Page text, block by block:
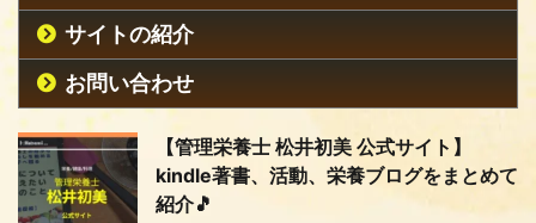
サイトの紹介
お問い合わせ
【管理栄養士 松井初美 公式サイト】
kindle著書、活動、栄養ブログをまとめて
紹介🎵